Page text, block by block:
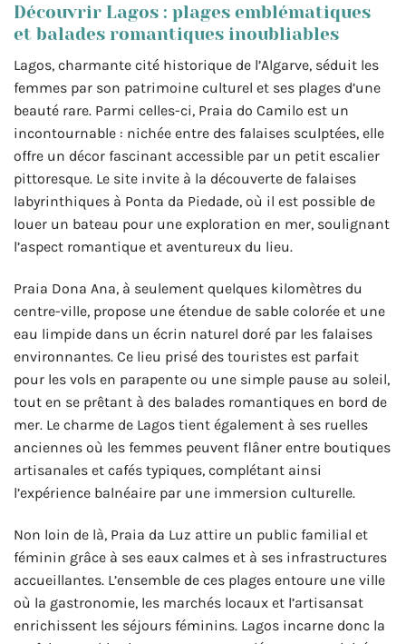
Découvrir Lagos : plages emblématiques
et balades romantiques inoubliables
Lagos, charmante cité historique de l’Algarve, séduit les
femmes par son patrimoine culturel et ses plages d’une
beauté rare. Parmi celles-ci, Praia do Camilo est un
incontournable : nichée entre des falaises sculptées, elle
offre un décor fascinant accessible par un petit escalier
pittoresque. Le site invite à la découverte de falaises
labyrinthiques à Ponta da Piedade, où il est possible de
louer un bateau pour une exploration en mer, soulignant
l’aspect romantique et aventureux du lieu.
Praia Dona Ana, à seulement quelques kilomètres du
centre-ville, propose une étendue de sable colorée et une
eau limpide dans un écrin naturel doré par les falaises
environnantes. Ce lieu prisé des touristes est parfait
pour les vols en parapente ou une simple pause au soleil,
tout en se prêtant à des balades romantiques en bord de
mer. Le charme de Lagos tient également à ses ruelles
anciennes où les femmes peuvent flâner entre boutiques
artisanales et cafés typiques, complétant ainsi
l’expérience balnéaire par une immersion culturelle.
Non loin de là, Praia da Luz attire un public familial et
féminin grâce à ses eaux calmes et à ses infrastructures
accueillantes. L’ensemble de ces plages entoure une ville
où la gastronomie, les marchés locaux et l’artisansat
enrichissent les séjours féminins. Lagos incarne donc la